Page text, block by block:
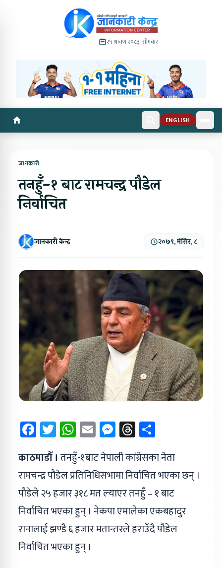
२५ श्रावण २०८३, सोमबार
ENGLISH
जानकारी
तनहुँ-१ बाट रामचन्द्र पौडेल
निर्वाचित
जानकारी केन्द्र २०७९, मंसिर, ८
Facebook
Twitter
WhatsApp
EmailMessenger
Threads
काठमाडौँ । तनहुँ-१बाट नेपाली कांग्रेसका नेता
रामचन्द्र पौडेल प्रतिनिधिसभामा निर्वाचित भएका छन् ।
पौडेले २५ हजार ३१८ मत ल्‍याएर तनहुँ – १ बाट
निर्वाचित भएका हुन् । नेकपा एमालेका एकबहादुर
रानालाई झण्डै ६ हजार मतान्तरले हराउँदै पौडेल
निर्वाचित भएका हुन् ।